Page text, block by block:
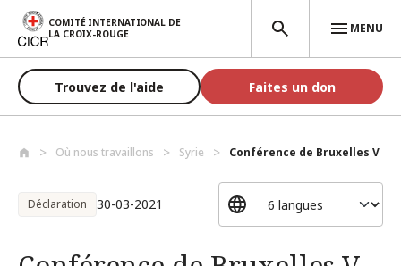
Aller au contenu principal
COMITÉ INTERNATIONAL DE
LA CROIX-ROUGE
MENU
Trouvez de l'aide Faites un don
Où nous travaillons Syrie Conférence de Bruxelles V
Déclaration 30-03-2021